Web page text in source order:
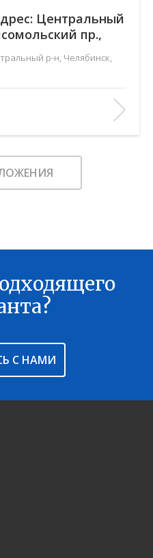
Центральный
пр.,
р-н, Челябинск,
Ньютон
1
48.9 м
С НАМИ